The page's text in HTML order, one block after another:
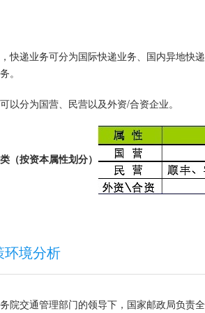
快递业务可分为国际快递业务、国内异地快
。
以分为国营、民营以及外资/合资企业。
（按资本属性划分）
环境分析
院交通管理部门的领导下，国家邮政局负责